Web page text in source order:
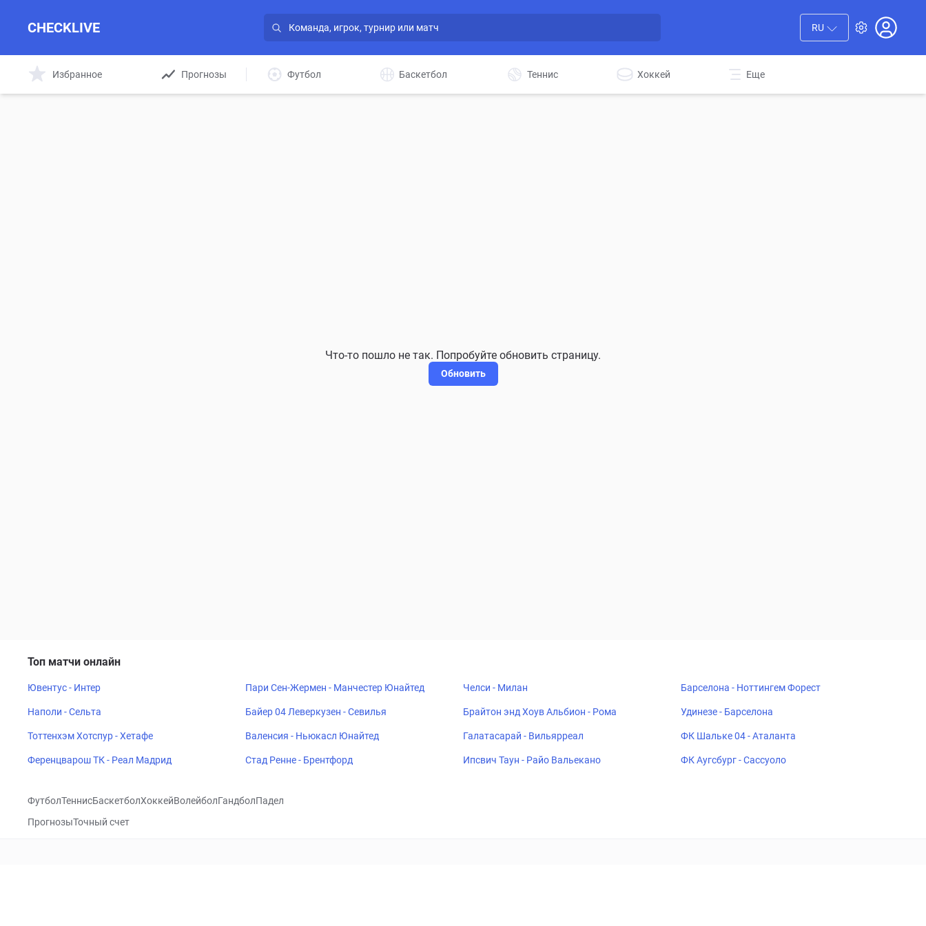
CHECKLIVE RU
Избранное Прогнозы Футбол Баскетбол Теннис Хоккей Еще
Что-то пошло не так. Попробуйте обновить страницу.
Обновить
Топ матчи онлайн
Ювентус - Интер Пари Сен-Жермен - Манчестер Юнайтед Челси - Милан Барселона - Ноттингем Форест
Наполи - Сельта Байер 04 Леверкузен - Севилья Брайтон энд Хоув Альбион - Рома Удинезе - Барселона
Тоттенхэм Хотспур - Хетафе Валенсия - Ньюкасл Юнайтед Галатасарай - Вильярреал ФК Шальке 04 - Аталанта
Ференцварош ТК - Реал Мадрид Стад Ренне - Брентфорд Ипсвич Таун - Райо Вальекано ФК Аугсбург - Сассуоло
ФутболТеннисБаскетболХоккейВолейболГандболПадел
ПрогнозыТочный счет